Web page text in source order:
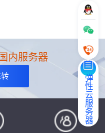
弹性云服务器
内服务器